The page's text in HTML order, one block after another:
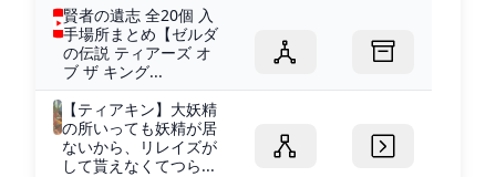
賢者の遺志 全20個 入
手場所まとめ【ゼルダ
の伝説 ティアーズ オ
ブ ザ キング...
【ティアキン】大妖精
の所いっても妖精が居
ないから、リレイズが
して貰えなくてつら...